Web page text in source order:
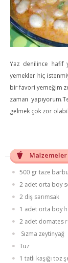
Yaz denilince hafif
yemekler hiç
bir favori yemeğim
zaman
gelmek çok zor
Malzemeler
500 gr taze
2 adet orta boy
2 diş sarımsak
1 adet orta boy
2 adet domates
Sızma zeytinyağ
Tuz
1 tatlı kaşığı toz